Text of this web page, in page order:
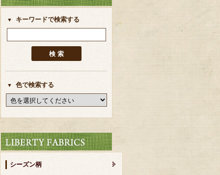
キーワードで検索する
色で検索する
シーズン柄